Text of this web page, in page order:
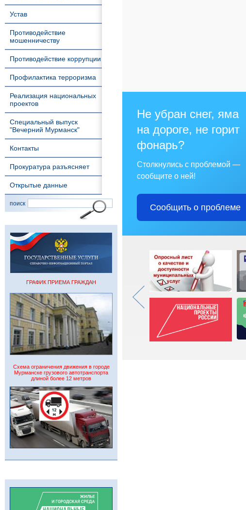
Устав
Противодействие
мошенничеству
Противодействие коррупции
Профилактика терроризма
Реализация национальных
проектов
Специальный выпуск
"Вечерний Мурманск"
Контакты
Прокуратура разъясняет
Открытые данные
поиск
ГРАФИК ПРИЕМА ГРАЖДАН
Схема ограничения движения в городе
Мурманске грузового автотранспорта
длиной более 12 метров
Не убран снег, яма
на дороге, не горит
фонарь?
Столкнулись с проблемой —
сообщите о ней!
Сообщить о проблеме